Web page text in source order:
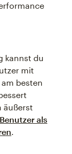
kannst du
mit
besten
äußerst
als
.